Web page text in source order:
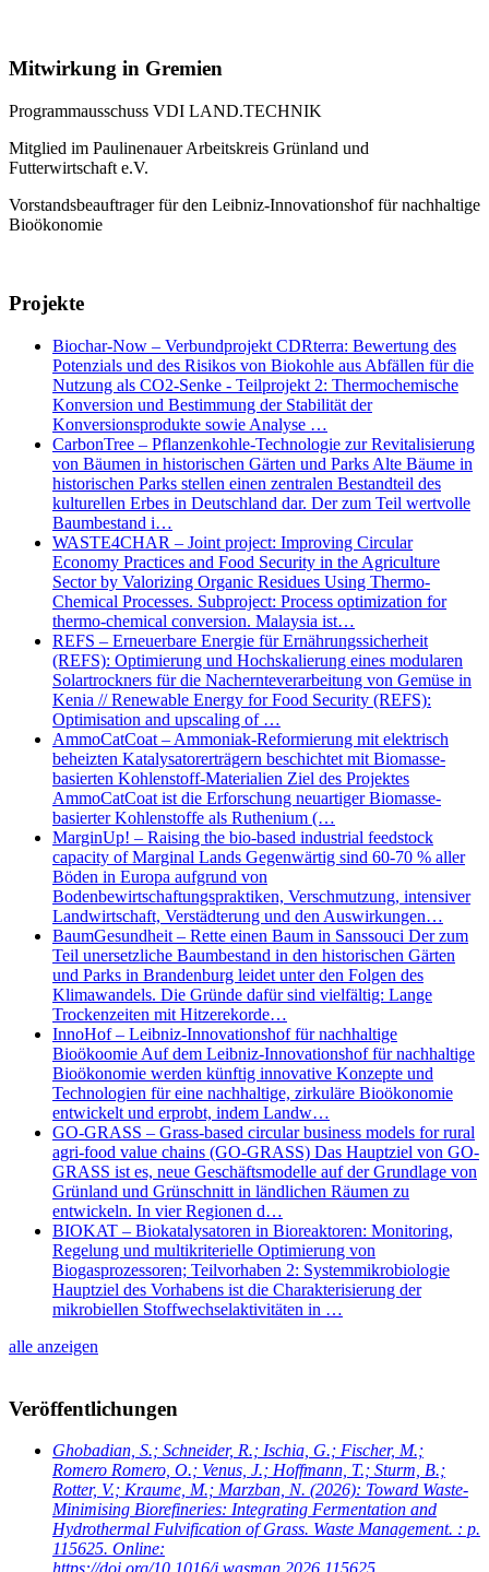
Mitwirkung in Gremien
Programmausschuss VDI LAND.TECHNIK
Mitglied im Paulinenauer Arbeitskreis Grünland und
Futterwirtschaft e.V.
Vorstandsbeauftrager für den Leibniz-Innovationshof für nachhaltige
Bioökonomie
Projekte
Biochar-Now – Verbundprojekt CDRterra: Bewertung des
Potenzials und des Risikos von Biokohle aus Abfällen für die
Nutzung als CO2-Senke - Teilprojekt 2: Thermochemische
Konversion und Bestimmung der Stabilität der
Konversionsprodukte sowie Analyse …
CarbonTree – Pflanzenkohle-Technologie zur Revitalisierung
von Bäumen in historischen Gärten und Parks Alte Bäume in
historischen Parks stellen einen zentralen Bestandteil des
kulturellen Erbes in Deutschland dar. Der zum Teil wertvolle
Baumbestand i…
WASTE4CHAR – Joint project: Improving Circular
Economy Practices and Food Security in the Agriculture
Sector by Valorizing Organic Residues Using Thermo-
Chemical Processes. Subproject: Process optimization for
thermo-chemical conversion. Malaysia ist…
REFS – Erneuerbare Energie für Ernährungssicherheit
(REFS): Optimierung und Hochskalierung eines modularen
Solartrockners für die Nachernteverarbeitung von Gemüse in
Kenia // Renewable Energy for Food Security (REFS):
Optimisation and upscaling of …
AmmoCatCoat – Ammoniak-Reformierung mit elektrisch
beheizten Katalysatorerträgern beschichtet mit Biomasse-
basierten Kohlenstoff-Materialien Ziel des Projektes
AmmoCatCoat ist die Erforschung neuartiger Biomasse-
basierter Kohlenstoffe als Ruthenium (…
MarginUp! – Raising the bio-based industrial feedstock
capacity of Marginal Lands Gegenwärtig sind 60-70 % aller
Böden in Europa aufgrund von
Bodenbewirtschaftungspraktiken, Verschmutzung, intensiver
Landwirtschaft, Verstädterung und den Auswirkungen…
BaumGesundheit – Rette einen Baum in Sanssouci Der zum
Teil unersetzliche Baumbestand in den historischen Gärten
und Parks in Brandenburg leidet unter den Folgen des
Klimawandels. Die Gründe dafür sind vielfältig: Lange
Trockenzeiten mit Hitzerekorde…
InnoHof – Leibniz-Innovationshof für nachhaltige
Bioökoomie Auf dem Leibniz-Innovationshof für nachhaltige
Bioökonomie werden künftig innovative Konzepte und
Technologien für eine nachhaltige, zirkuläre Bioökonomie
entwickelt und erprobt, indem Landw…
GO-GRASS – Grass-based circular business models for rural
agri-food value chains (GO-GRASS) Das Hauptziel von GO-
GRASS ist es, neue Geschäftsmodelle auf der Grundlage von
Grünland und Grünschnitt in ländlichen Räumen zu
entwickeln. In vier Regionen d…
BIOKAT – Biokatalysatoren in Bioreaktoren: Monitoring,
Regelung und multikriterielle Optimierung von
Biogasprozessoren; Teilvorhaben 2: Systemmikrobiologie
Hauptziel des Vorhabens ist die Charakterisierung der
mikrobiellen Stoffwechselaktivitäten in …
alle anzeigen
Veröffentlichungen
Ghobadian, S.; Schneider, R.; Ischia, G.; Fischer, M.;
Romero Romero, O.; Venus, J.; Hoffmann, T.; Sturm, B.;
Rotter, V.; Kraume, M.; Marzban, N. (2026): Toward Waste-
Minimising Biorefineries: Integrating Fermentation and
Hydrothermal Fulvification of Grass. Waste Management. : p.
115625. Online: